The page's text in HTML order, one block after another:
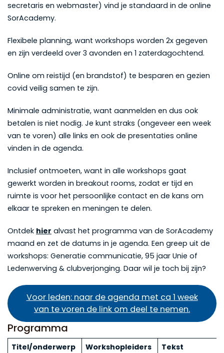
secretaris en webmaster) vind je standaard in de online
SorAcademy.
Flexibele planning, want workshops worden 2x gegeven
en zijn verdeeld over 3 avonden en 1 zaterdagochtend.
Online om reistijd (en brandstof) te besparen en gezien
covid veilig samen te zijn.
Minimale administratie, want aanmelden en dus ook
betalen is niet nodig. Je kunt straks (ongeveer een week
van te voren) alle links en ook de presentaties online
vinden in de agenda.
Inclusief ontmoeten, want in alle workshops gaat
gewerkt worden in breakout rooms, zodat er tijd en
ruimte is voor het persoonlijke contact en de kans om
elkaar te spreken en meningen te delen.
Ontdek hier alvast het programma van de SorAcademy
maand en zet de datums in je agenda. Een greep uit de
workshops: Generatie communicatie, 95 jaar Unie of
Ledenwerving & clubverjonging. Daar wil je toch bij zijn?
Voor leden: naar de agenda met ca 1 week
van te voren de link om deel te nemen.
Programma
Titel/onderwerp Workshopleiders Tekst